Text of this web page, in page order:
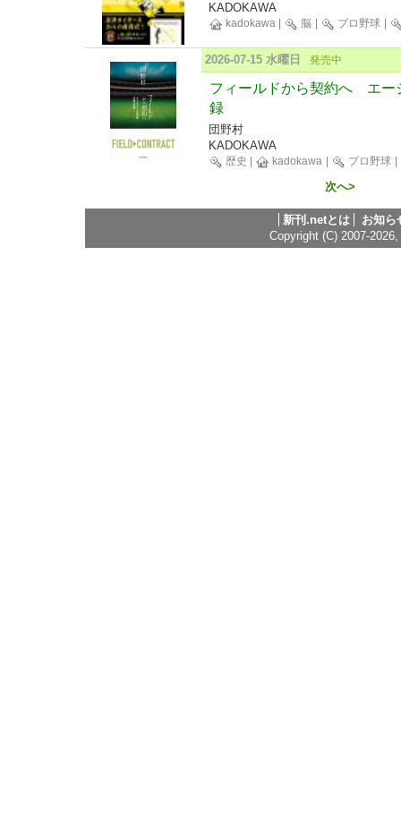
KADOKAWA
kadokawa 脳 プロ野球
2026-07-15 水曜日 発売中
フィールドから契約へ エー
録
団野村
KADOKAWA
歴史 kadokawa プロ野球
次へ>
新刊.netとは
お知ら
Copyright (C) 2007-2026,